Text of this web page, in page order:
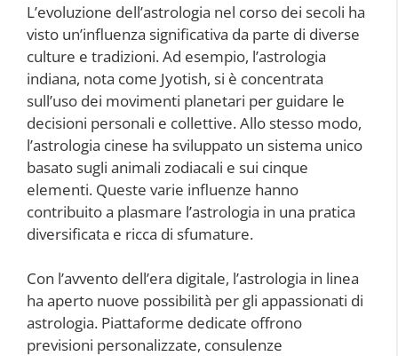
L’evoluzione dell’astrologia nel corso dei secoli ha
visto un’influenza significativa da parte di diverse
culture e tradizioni. Ad esempio, l’astrologia
indiana, nota come Jyotish, si è concentrata
sull’uso dei movimenti planetari per guidare le
decisioni personali e collettive. Allo stesso modo,
l’astrologia cinese ha sviluppato un sistema unico
basato sugli animali zodiacali e sui cinque
elementi. Queste varie influenze hanno
contribuito a plasmare l’astrologia in una pratica
diversificata e ricca di sfumature.
Con l’avvento dell’era digitale, l’astrologia in linea
ha aperto nuove possibilità per gli appassionati di
astrologia. Piattaforme dedicate offrono
previsioni personalizzate, consulenze